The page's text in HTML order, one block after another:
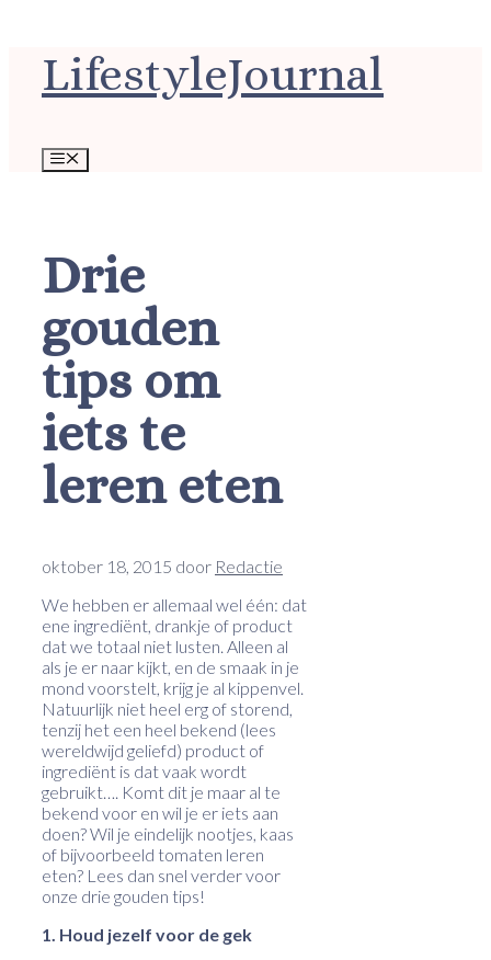
LifestyleJournal
Menu
Drie
gouden
tips om
iets te
leren eten
oktober 18, 2015 door Redactie
We hebben er allemaal wel één: dat
ene ingrediënt, drankje of product
dat we totaal niet lusten. Alleen al
als je er naar kijkt, en de smaak in je
mond voorstelt, krijg je al kippenvel.
Natuurlijk niet heel erg of storend,
tenzij het een heel bekend (lees
wereldwijd geliefd) product of
ingrediënt is dat vaak wordt
gebruikt…. Komt dit je maar al te
bekend voor en wil je er iets aan
doen? Wil je eindelijk nootjes, kaas
of bijvoorbeeld tomaten leren
eten? Lees dan snel verder voor
onze drie gouden tips!
1. Houd jezelf voor de gek